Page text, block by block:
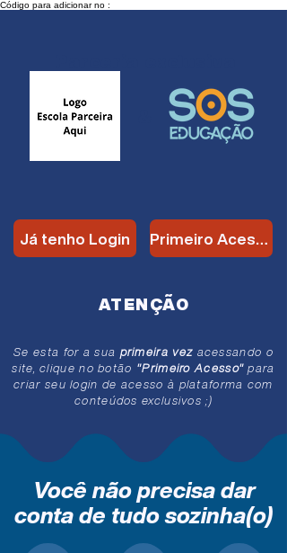
Código para adicionar no :
Já tenho Login Primeiro Acesso
ATENÇÃO
Se esta for a sua primeira vez acessando o
site, clique no botão "Primeiro Acesso" para
criar seu login de acesso à plataforma com
conteúdos exclusivos ;)
Você não precisa dar
conta de tudo sozinha(o)